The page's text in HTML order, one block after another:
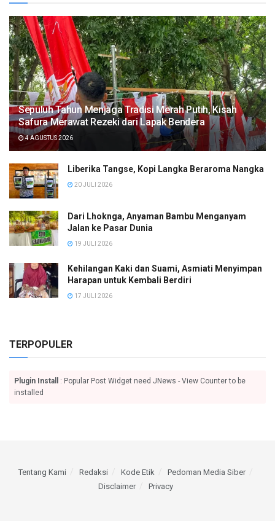
Sepuluh Tahun Menjaga Tradisi Merah Putih, Kisah
Safura Merawat Rezeki dari Lapak Bendera
4 AGUSTUS 2026
Liberika Tangse, Kopi Langka Beraroma Nangka
20 JULI 2026
Dari Lhoknga, Anyaman Bambu Menganyam
Jalan ke Pasar Dunia
19 JULI 2026
Kehilangan Kaki dan Suami, Asmiati Menyimpan
Harapan untuk Kembali Berdiri
17 JULI 2026
TERPOPULER
Plugin Install
: Popular Post Widget need JNews - View Counter to be
installed
Tentang Kami Redaksi Kode Etik
Pedoman Media Siber
Disclaimer
Privacy